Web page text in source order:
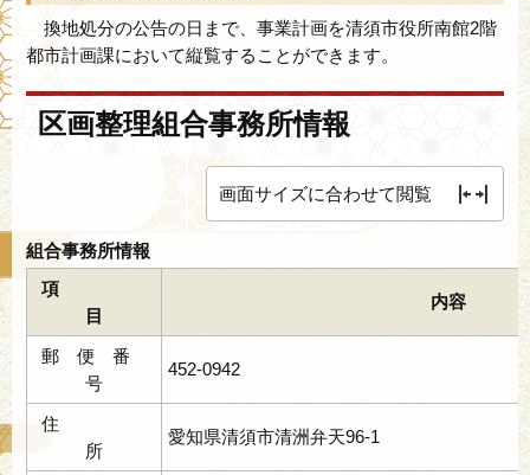
換地処分の公告の日まで、事業計画を清須市役所南館2階
都市計画課において縦覧することができます。
区画整理組合事務所情報
画面サイズに合わせて閲覧
組合事務所情報
項
目
内容
郵 便 番
号
452-0942
住
所
愛知県清須市清洲弁天96-1